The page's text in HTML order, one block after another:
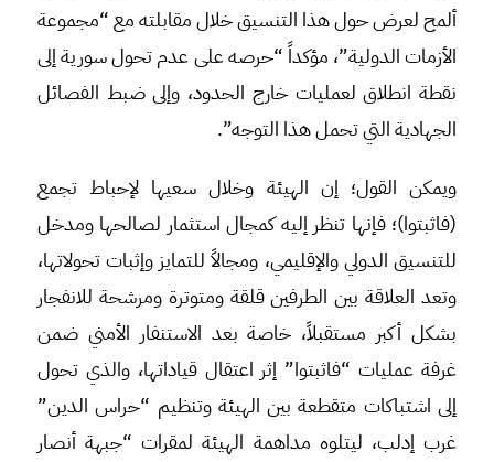
ألمح لعرض حول هذا التنسيق خلال مقابلته مع “مجموعة
الأزمات الدولية”، مؤكداً “حرصه على عدم تحول سورية إلى
نقطة انطلاق لعمليات خارج الحدود، وإلى ضبط الفصائل
الجهادية التي تحمل هذا التوجه”.
ويمكن القول؛ إن الهيئة وخلال سعيها لإحباط تجمع
(فاثبتوا)؛ فإنها تنظر إليه كمجال استثمار لصالحها ومدخل
للتنسيق الدولي والإقليمي، ومجالاً للتمايز وإثبات تحولاتها،
وتعد العلاقة بين الطرفين قلقة ومتوترة ومرشحة للانفجار
بشكل أكبر مستقبلاً، خاصة بعد الاستنفار الأمني ضمن
غرفة عمليات “فاثبتوا” إثر اعتقال قياداتها، والذي تحول
إلى اشتباكات متقطعة بين الهيئة وتنظيم “حراس الدين”
غرب إدلب، ليتلوه مداهمة الهيئة لمقرات “جبهة أنصار